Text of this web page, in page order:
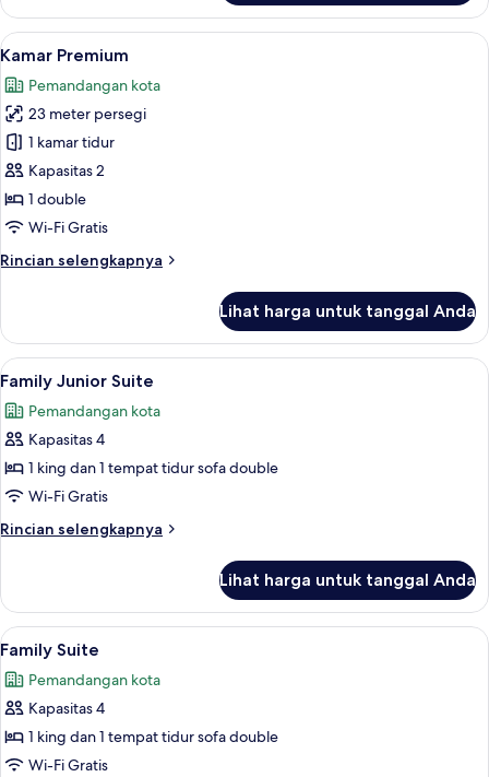
Kamar
Keluarga
Lihat
semua
foto
untuk
Kamar
Premium
Kamar Premium | Bantalan ekstra
7
Kamar Premium
Pemandangan kota
23 meter persegi
1 kamar tidur
Kapasitas 2
1 double
Wi-Fi Gratis
Rincian selengkapnya
Rincian
Kamar
Premium
Lihat harga untuk tanggal Anda
Lihat
semua
foto
untuk
Family
Junior
Suite
Bantalan ekstra lembut, brankas,
5
Family Junior Suite
Pemandangan kota
Kapasitas 4
1 king dan 1 tempat tidur sofa double
Wi-Fi Gratis
Rincian selengkapnya
Rincian
Family
Junior
Suite
Lihat harga untuk tanggal Anda
Lihat
semua
foto
untuk
Family
Suite
Bantalan ekstra lembut, brankas,
5
Family Suite
Pemandangan kota
Kapasitas 4
1 king dan 1 tempat tidur sofa double
Wi-Fi Gratis